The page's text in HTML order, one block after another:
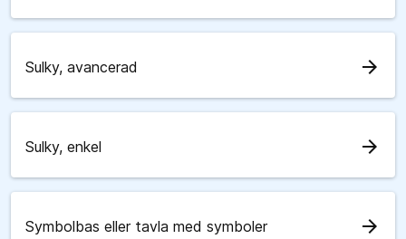
Sulky, avancerad arrow_forward
Sulky, enkel arrow_forward
Symbolbas eller tavla med symboler arrow_forward